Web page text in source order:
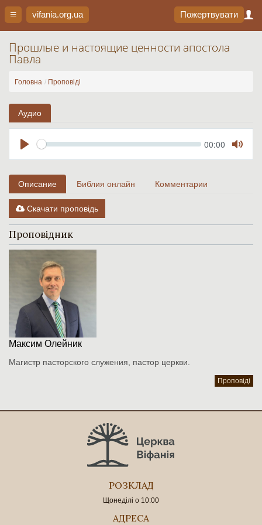
vifania.org.ua Пожертвувати
Прошлые и настоящие ценности апостола
Павла
Головна Проповіді
Аудио
Seek Current
00:00
Mute
Описание Библия онлайн Комментарии
Скачати проповідь
Проповідник
Максим Олейник
Магистр пасторского служения, пастор церкви.
Проповіді
РОЗКЛАД
Щонеділі о 10:00
АДРЕСА